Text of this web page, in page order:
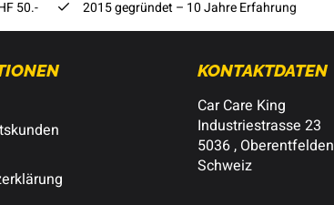
50.- 2015 gegründet – 10 Jahre Erfahrung
KONTAKTDATEN
Car Care King
Industriestrasse 23
5036 , Oberentfelden
Schweiz